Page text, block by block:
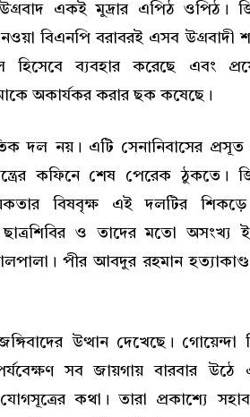
একই মুদ্রার এপিঠ ওপিঠ।
বিএনপি বরাবরই এসব উগ্রবাদী
ব্যবহার করেছে এবং
অকার্যকর করার ছক কষেছে।
দল নয়। এটি সেনানিবাসের
কফিনে শেষ পেরেক ঠুকতে।
বিষবৃক্ষ এই দলটির
ও তাদের মতো অসংখ্য
পীর আবদুর রহমান
উত্থান দেখেছে। গোয়েন্দা
সব জায়গায় বারবার উঠে
কথা। তারা প্রকাশ্যে